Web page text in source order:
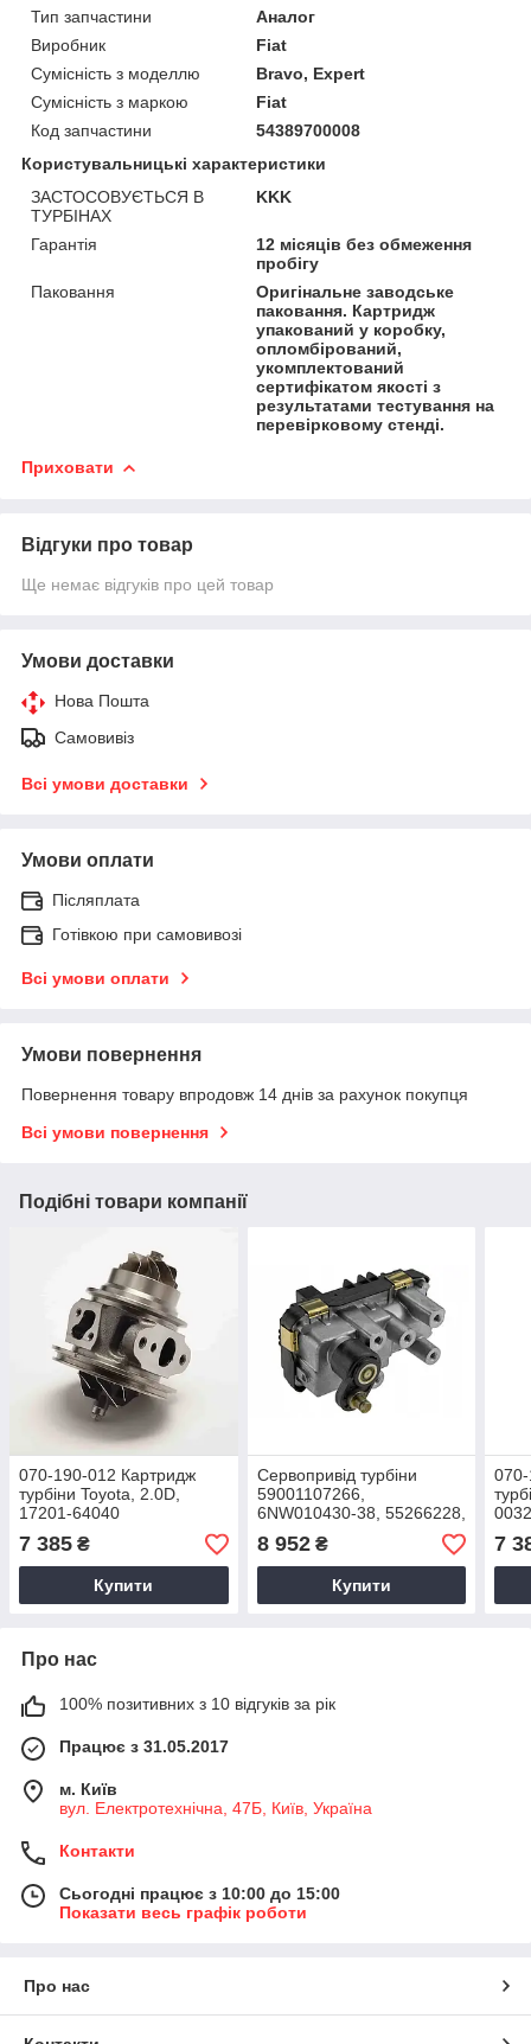
Тип запчастини
Аналог
Виробник
Fiat
Сумісність з моделлю
Bravo, Expert
Сумісність з маркою
Fiat
Код запчастини
54389700008
Користувальницькі характеристики
ЗАСТОСОВУЄТЬСЯ В
ТУРБІНАХ
KKK
Гарантія
12 місяців без обмеження
пробігу
Паковання
Оригінальне заводське
паковання. Картридж
упакований у коробку,
опломбірований,
укомплектований
сертифікатом якості з
результатами тестування на
перевірковому стенді.
Приховати
Відгуки про товар
Ще немає відгуків про цей товар
Умови доставки
Нова Пошта
Самовивіз
Всі умови доставки
Умови оплати
Післяплата
Готівкою при самовивозі
Всі умови оплати
Умови повернення
Повернення товару впродовж 14 днів за рахунок покупця
Всі умови повернення
Подібні товари компанії
070-190-012 Картридж
турбіни Toyota, 2.0D,
17201-64040
7 385 ₴
Купити
Сервопривід турбіни
59001107266,
6NW010430-38, 55266228,
55263023, 46339846,
46335772, 95528359,
95521388, 095528359
8 952₴
Купити
7
Про нас
100% позитивних з 10 відгуків за рік
Працює з 31.05.2017
м. Київ
вул. Електротехнічна, 47Б, Київ, Україна
Контакти
Сьогодні працює з 10:00 до 15:00
Показати весь графік роботи
Про нас